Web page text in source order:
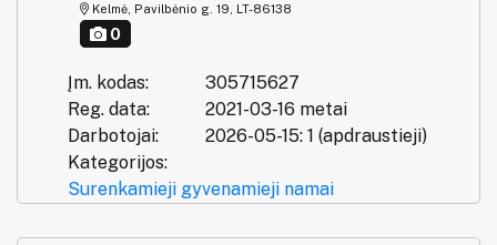
Kelmė, Pavilbėnio g. 19, LT-86138
0
Įm. kodas:
305715627
Reg. data:
2021-03-16 metai
Darbotojai:
2026-05-15: 1 (apdraustieji)
Kategorijos:
Surenkamieji gyvenamieji namai